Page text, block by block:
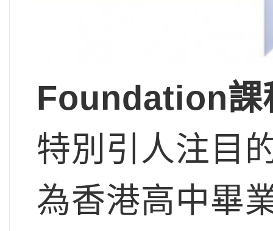
Foundation課
特別引人注目
為香港高中畢